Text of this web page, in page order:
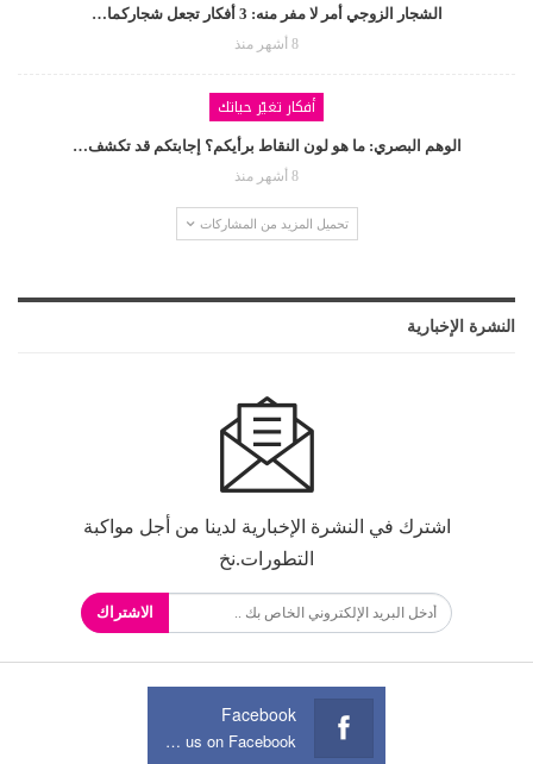
الشجار الزوجي أمر لا مفر منه: 3 أفكار تجعل شجاركما…
8 أشهر منذ
أفكار تغيّر حياتك
الوهم البصري: ما هو لون النقاط برأيكم؟ إجابتكم قد تكشف…
8 أشهر منذ
تحميل المزيد من المشاركات
النشرة الإخبارية
اشترك في النشرة الإخبارية لدينا من أجل مواكبة
التطورات.نخ
الاشتراك
Facebook
Join us on Facebook